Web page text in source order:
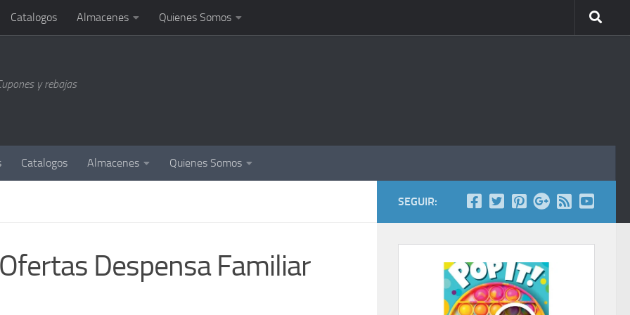
Catalogos Almacenes Quienes Somos
y rebajas
Catalogos Almacenes Quienes Somos
Despensa Familiar
SEGUIR: